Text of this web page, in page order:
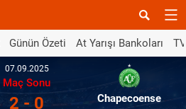
Günün Özeti At Yarışı Bankoları
07.09.2025
Maç Sonu
2 - 0 Chapecoense